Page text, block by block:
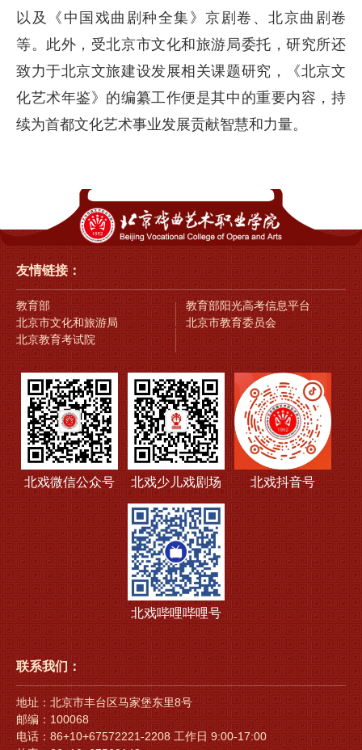
以及《中国戏曲剧种全集》京剧卷、北京曲剧卷
等。此外，受北京市文化和旅游局委托，研究所还
致力于北京文旅建设发展相关课题研究，《北京文
化艺术年鉴》的编纂工作便是其中的重要内容，持
续为首都文化艺术事业发展贡献智慧和力量。
友情链接：
教育部
北京市文化和旅游局
教育部阳光高考信息平台
北京市教育委员会
北京教育考试院
北戏微信公众号 北戏少儿戏剧场 北戏抖音号
北戏哔哩哔哩号
联系我们：
地址：北京市丰台区马家堡东里8号
邮编：100068
电话：86+10+67572221-2208 工作日 9:00-17:00